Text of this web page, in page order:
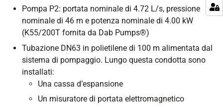
Pompa P2: portata nominale di 4.72 L/s, pressione
nominale di 46 m e potenza nominale di 4.00 kW
(K55/200T fornita da Dab Pumps®)
Tubazione DN63 in polietilene di 100 m alimentata dal
sistema di pompaggio. Lungo questa condotta sono
installati:
Una cassa d’espansione
Un misuratore di portata elettromagnetico